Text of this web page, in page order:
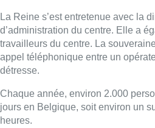
La Reine s’est entretenue avec la
d’administration du centre. Elle a
travailleurs du centre. La
appel téléphonique entre un
détresse.
Chaque année, environ 2.000
jours en Belgique, soit environ un
heures.